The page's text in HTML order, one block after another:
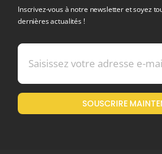
Mentions légales
Politique en matière de
Inscrivez-vous à notre newsletter et soyez
dernières actualités !
SOUSCRIRE